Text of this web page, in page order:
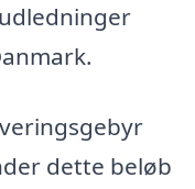
dette beløb